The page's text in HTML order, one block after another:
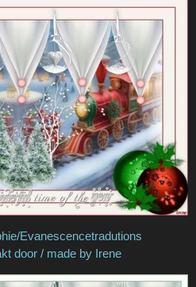
Evanescencetradutions
by Irene